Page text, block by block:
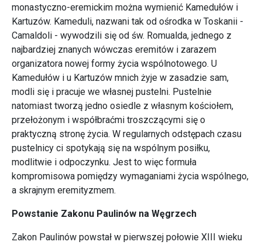
monastyczno-eremickim można wymienić Kamedułów i
Kartuzów. Kameduli, nazwani tak od ośrodka w Toskanii -
Camaldoli - wywodzili się od św. Romualda, jednego z
najbardziej znanych wówczas eremitów i zarazem
organizatora nowej formy życia wspólnotowego. U
Kamedułów i u Kartuzów mnich żyje w zasadzie sam,
modli się i pracuje we własnej pustelni. Pustelnie
natomiast tworzą jedno osiedle z własnym kościołem,
przełożonym i współbraćmi troszczącymi się o
praktyczną stronę życia. W regularnych odstępach czasu
pustelnicy ci spotykają się na wspólnym posiłku,
modlitwie i odpoczynku. Jest to więc formuła
kompromisowa pomiędzy wymaganiami życia wspólnego,
a skrajnym eremityzmem.
Powstanie Zakonu Paulinów na Węgrzech
Zakon Paulinów powstał w pierwszej połowie XIII wieku